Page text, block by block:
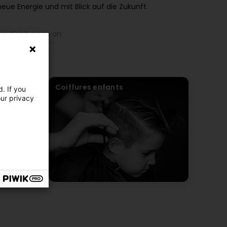
Energie und mit Blick auf die Zukunft.
an:
Coiffures enfants
If you
privacy